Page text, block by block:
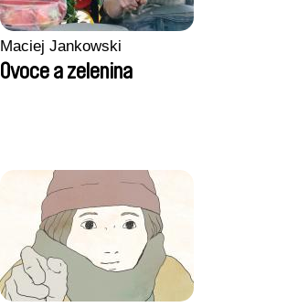
Maciej Jankowski
Ovoce a zelenina